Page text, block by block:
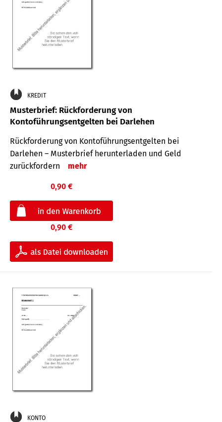
KREDIT
Musterbrief: Rückforderung von
Kontoführungsentgelten bei Darlehen
Rückforderung von Kontoführungsentgelten bei
Darlehen – Musterbrief herunterladen und Geld
zurückfordern
mehr
0,90 €
0,90 €
KONTO